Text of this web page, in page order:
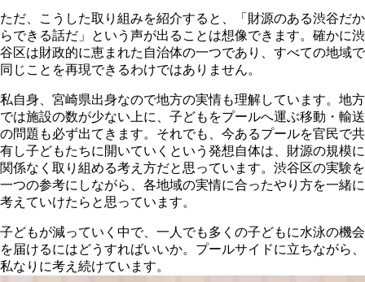
ただ、こうした取り組みを紹介すると、「財源のある渋谷だか
らできる話だ」という声が出ることは想像できます。確かに渋
谷区は財政的に恵まれた自治体の一つであり、すべての地域で
同じことを再現できるわけではありません。
私自身、宮崎県出身なので地方の実情も理解しています。地方
では施設の数が少ない上に、子どもをプールへ運ぶ移動・輸送
の問題も必ず出てきます。それでも、今あるプールを官民で共
有し子どもたちに開いていくという発想自体は、財源の規模に
関係なく取り組める考え方だと思っています。渋谷区の実験を
一つの参考にしながら、各地域の実情に合ったやり方を一緒に
考えていけたらと思っています。
子どもが減っていく中で、一人でも多くの子どもに水泳の機会
を届けるにはどうすればいいか。プールサイドに立ちながら、
私なりに考え続けています。